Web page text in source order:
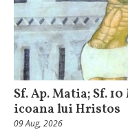
Sf. Ap. Matia; Sf.
icoana lui Hristos
09 Aug, 2026